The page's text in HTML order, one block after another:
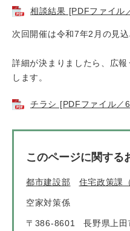
相談結果 [PDFファイル
次回開催は令和7年2月の見込
詳細が決まりましたら、広
します。
チラシ [PDFファイル／
このページに関する
都市建設部 住宅政策課
空家対策係
〒386-8601
長野県上